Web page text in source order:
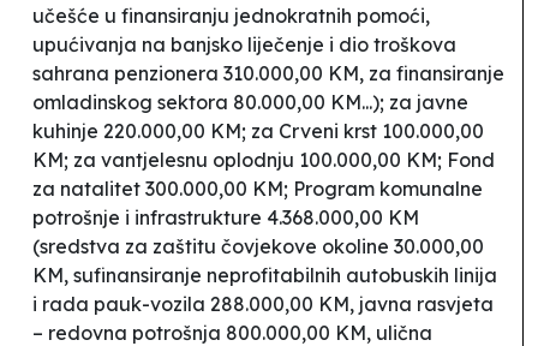
učešće u finansiranju jednokratnih pomoći,
upućivanja na banjsko liječenje i dio troškova
sahrana penzionera 310.000,00 KM, za finansiranje
omladinskog sektora 80.000,00 KM...); za javne
kuhinje 220.000,00 KM; za Crveni krst 100.000,00
KM; za vantjelesnu oplodnju 100.000,00 KM; Fond
za natalitet 300.000,00 KM; Program komunalne
potrošnje i infrastrukture 4.368.000,00 KM
(sredstva za zaštitu čovjekove okoline 30.000,00
KM, sufinansiranje neprofitabilnih autobuskih linija
i rada pauk-vozila 288.000,00 KM, javna rasvjeta
– redovna potrošnja 800.000,00 KM, ulična